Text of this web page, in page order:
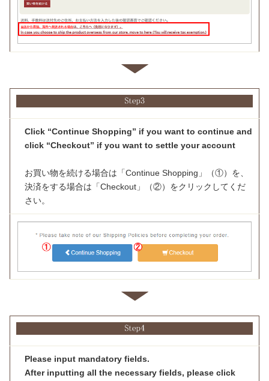
Click “Continue Shopping” if you want to continue and
click “Checkout” if you want to settle your account
お買い物を続ける場合は「Continue Shopping」（①）を、
決済をする場合は「Checkout」（②）をクリックしてくだ
さい。
Please input mandatory fields.
After inputting all the necessary fields, please click